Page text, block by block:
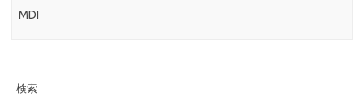
MDI
検索